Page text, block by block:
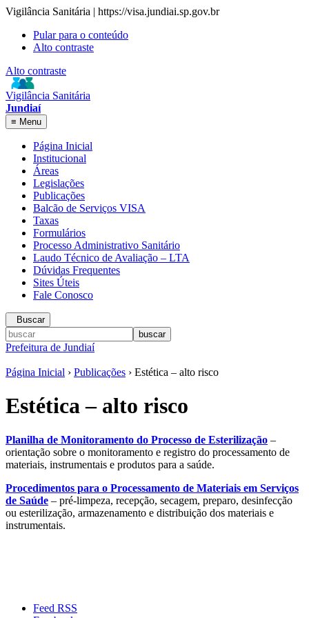
Vigilância Sanitária | https://visa.jundiai.sp.gov.br
Pular para o conteúdo
Alto contraste
Alto contraste
Vigilância Sanitária
Jundiaí
≡ Menu
Página Inicial
Institucional
Áreas
Legislações
Publicações
Balcão de Serviços VISA
Taxas
Formulários
Processo Administrativo Sanitário
Laudo Técnico de Avaliação – LTA
Dúvidas Frequentes
Sites Úteis
Fale Conosco
Buscar
Prefeitura de Jundiaí
Página Inicial › Publicações › Estética – alto risco
Estética – alto risco
Planilha de Monitoramento do Processo de Esterilização –
orientação sobre o monitoramento e registro do processamento de
materiais, instrumentais e produtos para a saúde.
Procedimentos para o Processamento de Materiais em Serviços
de Saúde – pré-limpeza, recepção, secagem, preparo, desinfecção
ou esterilização, armazenamento e distribuição dos materiais e
instrumentais.
Feed RSS